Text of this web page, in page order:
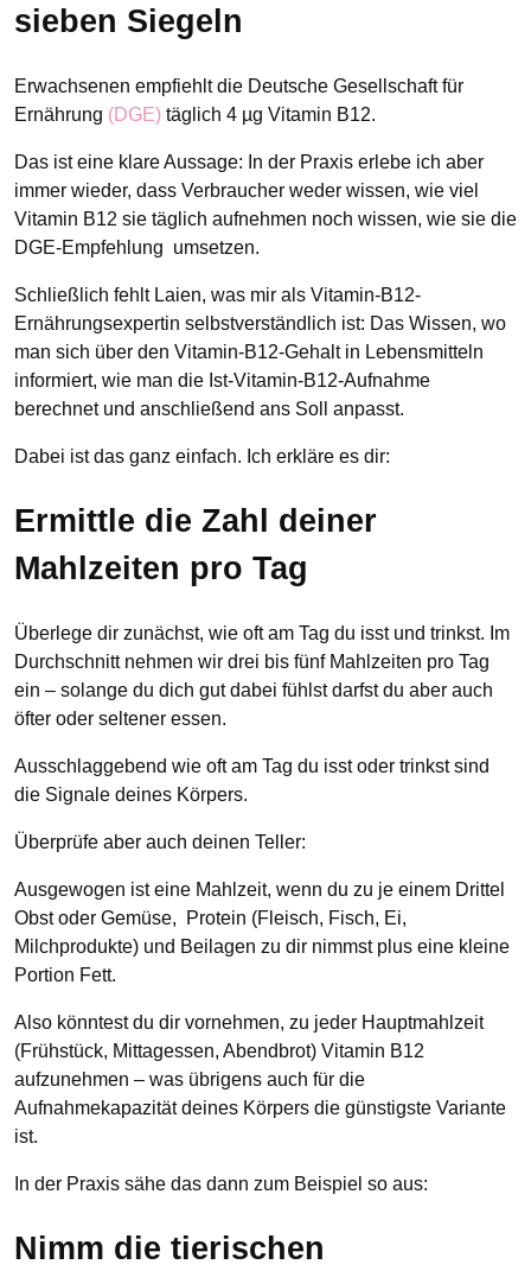
sieben Siegeln
Erwachsenen empfiehlt die Deutsche Gesellschaft für
Ernährung (DGE) täglich 4 µg Vitamin B12.
Das ist eine klare Aussage: In der Praxis erlebe ich aber
immer wieder, dass Verbraucher weder wissen, wie viel
Vitamin B12 sie täglich aufnehmen noch wissen, wie sie die
DGE-Empfehlung umsetzen.
Schließlich fehlt Laien, was mir als Vitamin-B12-
Ernährungsexpertin selbstverständlich ist: Das Wissen, wo
man sich über den Vitamin-B12-Gehalt in Lebensmitteln
informiert, wie man die Ist-Vitamin-B12-Aufnahme
berechnet und anschließend ans Soll anpasst.
Dabei ist das ganz einfach. Ich erkläre es dir:
Ermittle die Zahl deiner
Mahlzeiten pro Tag
Überlege dir zunächst, wie oft am Tag du isst und trinkst. Im
Durchschnitt nehmen wir drei bis fünf Mahlzeiten pro Tag
ein – solange du dich gut dabei fühlst darfst du aber auch
öfter oder seltener essen.
Ausschlaggebend wie oft am Tag du isst oder trinkst sind
die Signale deines Körpers.
Überprüfe aber auch deinen Teller:
Ausgewogen ist eine Mahlzeit, wenn du zu je einem Drittel
Obst oder Gemüse, Protein (Fleisch, Fisch, Ei,
Milchprodukte) und Beilagen zu dir nimmst plus eine kleine
Portion Fett.
Also könntest du dir vornehmen, zu jeder Hauptmahlzeit
(Frühstück, Mittagessen, Abendbrot) Vitamin B12
aufzunehmen – was übrigens auch für die
Aufnahmekapazität deines Körpers die günstigste Variante
ist.
In der Praxis sähe das dann zum Beispiel so aus:
Nimm die tierischen